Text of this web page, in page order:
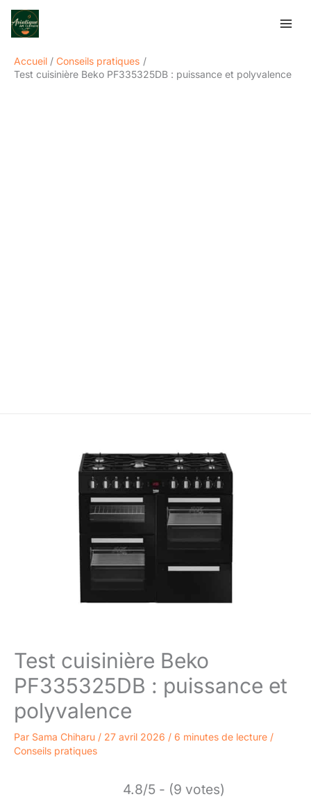
Aller
Accueil
Conseils pratiques
Test cuisinière Beko PF335325DB : puissance et polyvalence
Test cuisinière Beko
PF335325DB : puissance et
polyvalence
Par Sama Chiharu / 27 avril 2026 / 6 minutes de lecture /
Conseils pratiques
4.8/5 - (9 votes)
Rechercher